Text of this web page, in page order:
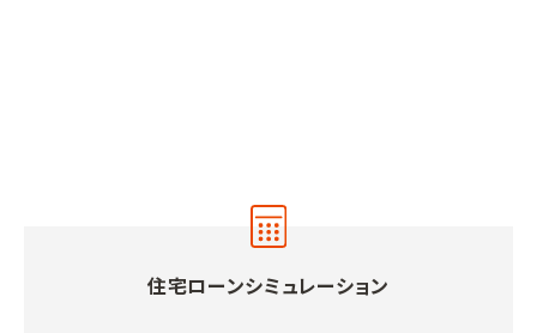
住宅ローンシミュレーション